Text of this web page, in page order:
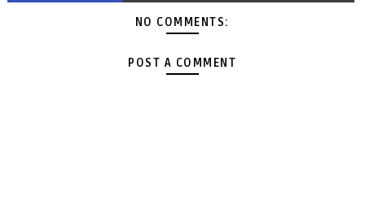
NO COMMENTS:
POST A COMMENT